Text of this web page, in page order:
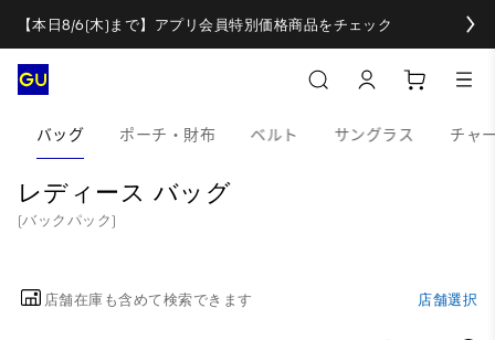
【本日8/6(木)まで】アプリ会員特別価格商品をチェック
バッグ ポーチ・財布 ベルト サングラス チャ
レディース バッグ
(バックパック)
店舗在庫も含めて検索できます 店舗選択